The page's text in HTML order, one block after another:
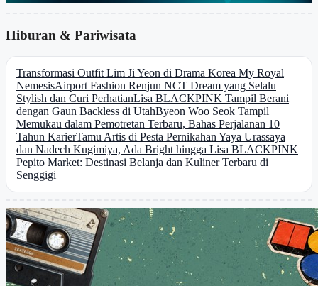
Hiburan & Pariwisata
Transformasi Outfit Lim Ji Yeon di Drama Korea My Royal
NemesisAirport Fashion Renjun NCT Dream yang Selalu
Stylish dan Curi PerhatianLisa BLACKPINK Tampil Berani
dengan Gaun Backless di UtahByeon Woo Seok Tampil
Memukau dalam Pemotretan Terbaru, Bahas Perjalanan 10
Tahun KarierTamu Artis di Pesta Pernikahan Yaya Urassaya
dan Nadech Kugimiya, Ada Bright hingga Lisa BLACKPINK
Pepito Market: Destinasi Belanja dan Kuliner Terbaru di
Senggigi